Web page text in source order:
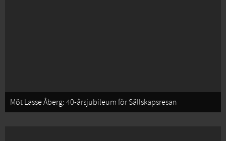
Möt Lasse Åberg: 40-årsjubileum för Sällskapsresan